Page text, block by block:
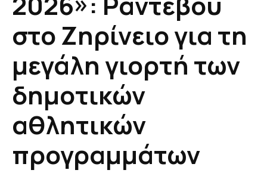
στο Ζηρίνειο για τη
μεγάλη γιορτή των
δημοτικών
αθλητικών
προγραμμάτων